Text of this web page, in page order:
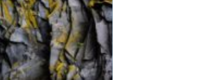
förutsättningar att ta
hänsyn till: vind, salt luft,
t...